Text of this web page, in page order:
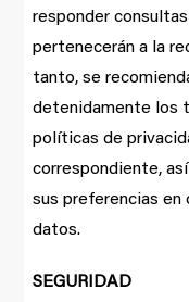
responder
pertenecerán a la
tanto, se
detenidamente los
políticas de
correspondiente,
sus preferencias
datos.
SEGURIDAD